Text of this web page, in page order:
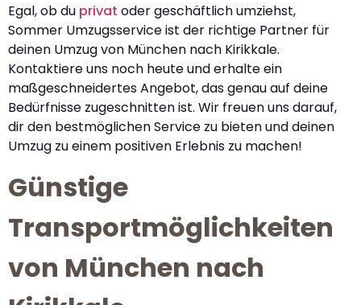
Egal, ob du privat oder geschäftlich umziehst,
Sommer Umzugsservice ist der richtige Partner für
deinen Umzug von München nach Kirikkale.
Kontaktiere uns noch heute und erhalte ein
maßgeschneidertes Angebot, das genau auf deine
Bedürfnisse zugeschnitten ist. Wir freuen uns darauf,
dir den bestmöglichen Service zu bieten und deinen
Umzug zu einem positiven Erlebnis zu machen!
Günstige
Transportmöglichkeiten
von München nach